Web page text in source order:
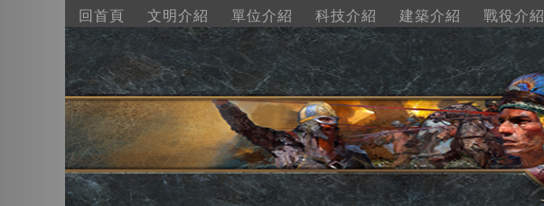
回首頁 文明介紹 單位介紹 科技介紹 建築介紹 戰役介紹